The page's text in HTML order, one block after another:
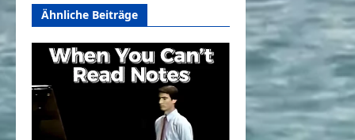
Ähnliche Beiträge